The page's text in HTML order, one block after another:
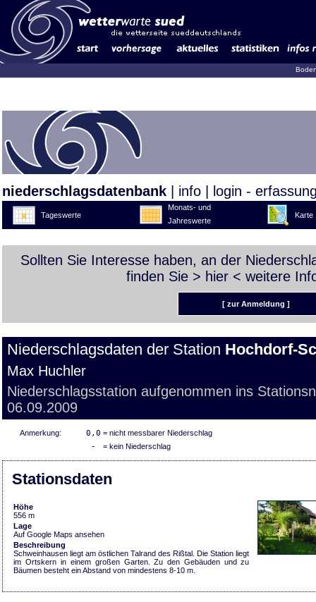
niederschlagsdatenbank info login -
Tageswerte
Monats- und
Jahreswerte
Karte
Sollten Sie Interesse haben, an der
finden Sie > hier < weitere
[ zur Anmeldung ]
Niederschlagsdaten der Station Hochdorf-
Max Huchler
Niederschlagsstation aufgenommen ins
06.09.2009
Anmerkung: 0,0 = nicht messbarer Niederschlag
- = kein Niederschlag
Stationsdaten
Höhe
556 m
Lage
Auf Google Maps ansehen
Beschreibung
Schweinhausen liegt am östlichen Talrand des Rißtal. Die Station liegt
im Ortskern in einem großen Garten. Zu den Gebäuden und zu
Bäumen besteht ein Abstand von mindestens 8-10 m.